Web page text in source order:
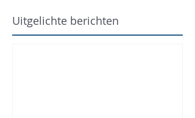
Uitgelichte berichten